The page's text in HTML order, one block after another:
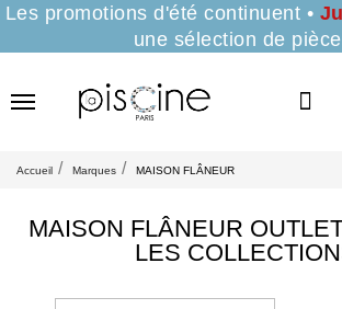
Les promotions d'été continuent •
une sélection de
Accueil Marques MAISON FLÂNEUR
MAISON FLÂNEUR
LES